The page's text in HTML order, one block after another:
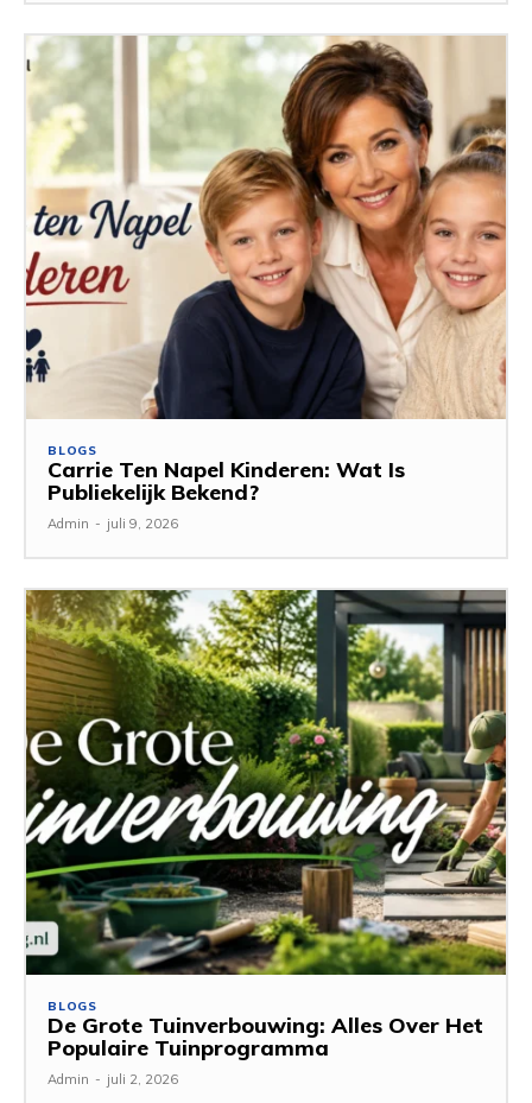
BLOGS
Carrie Ten Napel Kinderen: Wat Is
Publiekelijk Bekend?
Admin - juli 9, 2026
BLOGS
De Grote Tuinverbouwing: Alles Over Het
Populaire Tuinprogramma
Admin - juli 2, 2026